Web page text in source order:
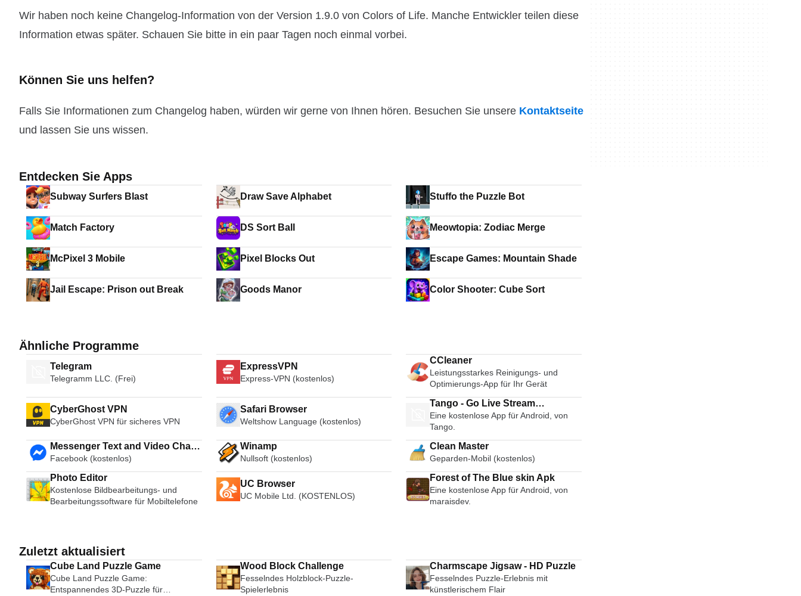
Wir haben noch keine Changelog-Information von der Version 1.9.0 von Colors of Life. Manche Entwickler teilen diese
Information etwas später. Schauen Sie bitte in ein paar Tagen noch einmal vorbei.
Können Sie uns helfen?
Falls Sie Informationen zum Changelog haben, würden wir gerne von Ihnen hören. Besuchen Sie unsere Kontaktseite
und lassen Sie uns wissen.
Entdecken Sie Apps
Subway Surfers Blast Draw Save Alphabet Stuffo the Puzzle Bot
Match Factory DS Sort Ball Meowtopia: Zodiac Merge
McPixel 3 Mobile Pixel Blocks Out Escape Games: Mountain Shade
Jail Escape: Prison out Break Goods Manor Color Shooter: Cube Sort
Ähnliche Programme
Telegram
Telegramm LLC. (Frei)
ExpressVPN
Express-VPN (kostenlos)
CCleaner
Leistungsstarkes Reinigungs- und
Optimierungs-App für Ihr Gerät
CyberGhost VPN
CyberGhost VPN für sicheres VPN
Safari Browser
Weltshow Language (kostenlos)
Tango - Go Live Stream
Broadcast Live Video Chat
Eine kostenlose App für Android, von
Tango.
Messenger Text and Video Chat
for Free
Facebook (kostenlos)
Winamp
Nullsoft (kostenlos)
Clean Master
Geparden-Mobil (kostenlos)
Photo Editor
Kostenlose Bildbearbeitungs- und
Bearbeitungssoftware für Mobiltelefone
UC Browser
UC Mobile Ltd. (KOSTENLOS)
Forest of The Blue skin Apk
Eine kostenlose App für Android, von
maraisdev.
Zuletzt aktualisiert
Cube Land Puzzle Game
Cube Land Puzzle Game:
Entspannendes 3D-Puzzle für
Wood Block Challenge
Fesselndes Holzblock-Puzzle-
Spielerlebnis
Charmscape Jigsaw - HD Puzzle
Fesselndes Puzzle-Erlebnis mit
künstlerischem Flair